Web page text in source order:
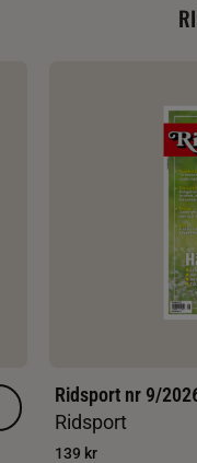
Ridsport nr 9/
Ridsport
139 kr